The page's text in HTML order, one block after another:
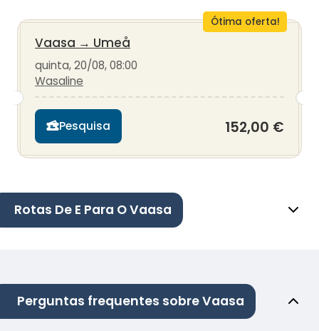
Ótima oferta!
Vaasa → Umeå
quinta, 20/08, 08:00
Wasaline
Pesquisa 152,00 €
Rotas De E Para O Vaasa
Perguntas frequentes sobre Vaasa